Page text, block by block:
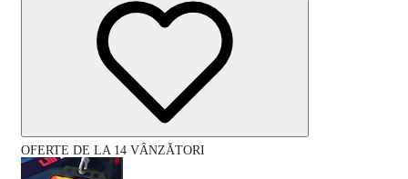
OFERTE DE LA 14 VÂNZĂTORI